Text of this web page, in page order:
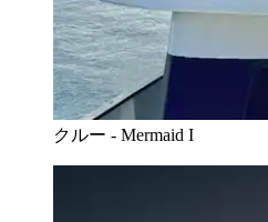
クルー - Mermaid I